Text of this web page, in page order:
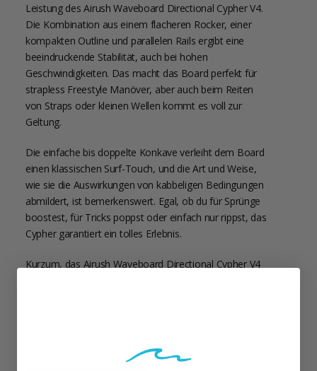
Leistung des Airush Waveboard Directional Cypher V4.
Die Kombination aus einem flacheren Rocker, einer
kompakten Outline und parallelen Rails ergibt eine
beeindruckende Stabilität, auch bei hohen
Geschwindigkeiten. Das macht das Board perfekt für
strapless Freestyle Manöver, aber auch beim Reiten
von Straps oder kleinen Wellen kommt es voll zur
Geltung.
Die einfache bis doppelte Konkave verleiht dem Board
einen klassischen Surf-Touch, und die Art und Weise,
wie sie die Auswirkungen von kabbeligen Bedingungen
abmildert, ist bemerkenswert. Egal, ob du für Sprünge
boostest, für Tricks poppst oder einfach nur rippst, das
Cypher garantiert ein tolles Erlebnis.
Kurzum, das Airush Waveboard Directional Cypher V4
Vielseitigkeit auf dem Wasser bietet.